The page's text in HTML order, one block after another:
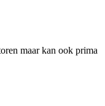
maar kan ook prima